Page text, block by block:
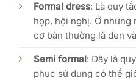
Formal dress: Là quy
họp, hội nghị. Ở những
cơ bản thường là đen
Semi formal: Đây là
phục sử dụng có thể